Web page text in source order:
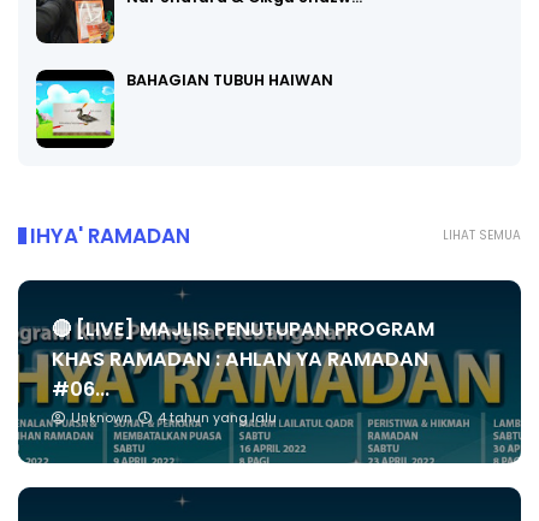
BAHAGIAN TUBUH HAIWAN
LIHAT SEMUA
IHYA' RAMADAN
🔴 [LIVE] MAJLIS PENUTUPAN PROGRAM
KHAS RAMADAN : AHLAN YA RAMADAN
#06...
Unknown 4 tahun yang lalu